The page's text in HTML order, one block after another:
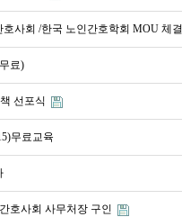
호사회 /한국 노인간호학회 MOU 체결
료)
선포식
무료교육
호사회 사무처장 구인